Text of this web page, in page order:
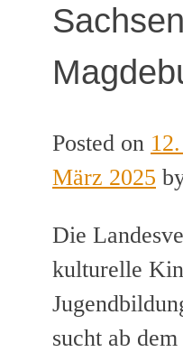
Posted on
März 2025
Die
kulturelle
sucht ab